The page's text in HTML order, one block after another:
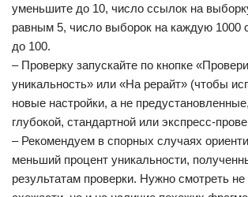
уменьшите до 10, число ссылок на
равным 5, число выборок на каждую 1000
до 100.
– Проверку запускайте по кнопке
уникальность» или «На рерайт» (чтобы
новые настройки, а не
глубокой, стандартной или экспресс-
– Рекомендуем в спорных случаях
меньший процент уникальности,
результатам проверки. Нужно смотреть не